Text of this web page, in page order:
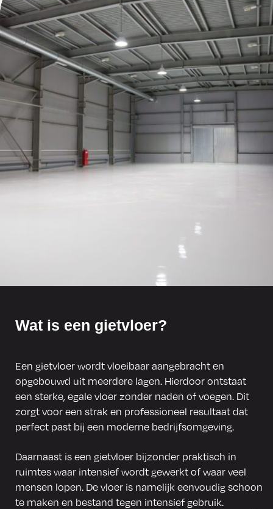
Wat is een gietvloer?
Een gietvloer wordt vloeibaar aangebracht en
opgebouwd uit meerdere lagen. Hierdoor ontstaat
een sterke, egale vloer zonder naden of voegen. Dit
zorgt voor een strak en professioneel resultaat dat
perfect past bij een moderne bedrijfsomgeving.
Daarnaast is een gietvloer bijzonder praktisch in
ruimtes waar intensief wordt gewerkt of waar veel
mensen lopen. De vloer is namelijk eenvoudig schoon
te maken en bestand tegen intensief gebruik.